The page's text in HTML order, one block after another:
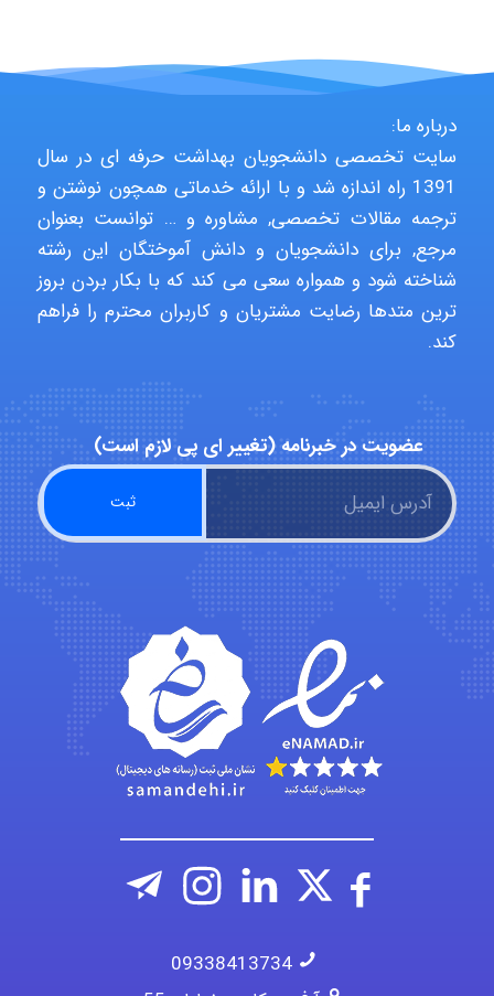
aghajari vahid
Poubakhtiari
Alirez0990
Kati
emami
ehtesham
درباره ما:
سایت تخصصی دانشجویان بهداشت حرفه ای در سال
1391 راه اندازه شد و با ارائه خدماتی همچون نوشتن و
ترجمه مقالات تخصصی, مشاوره و … توانست بعنوان
مرجع, برای دانشجویان و دانش آموختگان این رشته
شناخته شود و همواره سعی می کند که با بکار بردن بروز
ترین متدها رضایت مشتریان و کاربران محترم را فراهم
کند.
عضویت در خبرنامه (تغییر ای پی لازم است)
09338413734